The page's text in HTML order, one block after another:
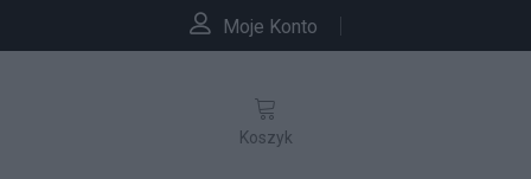
Moje Konto
Koszyk